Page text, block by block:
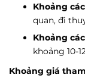
Khoảng
quan, đi
Khoảng
khoảng 10-
Khoảng giá